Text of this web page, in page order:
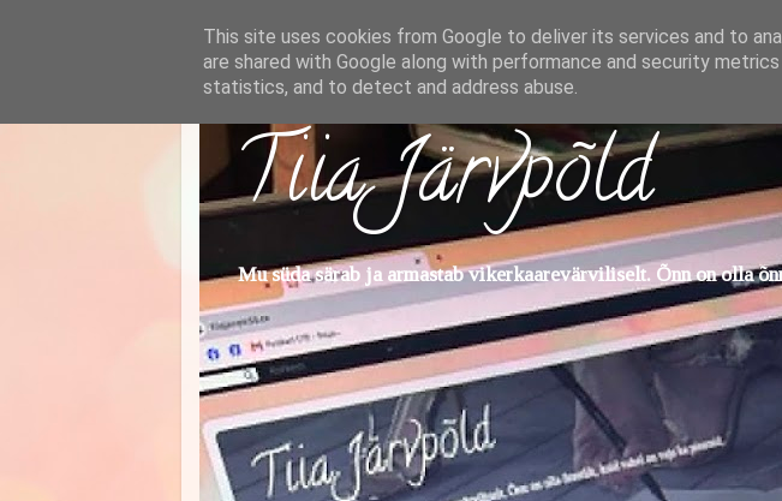
Tiia Järvpõld
Mu süda särab ja armastab vikerkaarevärviliselt. Õnn on olla
This site uses cookies from Google to deliver its services and to
are shared with Google along with performance and security
statistics, and to detect and address abuse.